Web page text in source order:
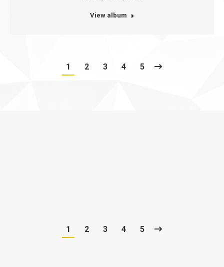
View album
1 2 3 4 5
1 2 3 4 5